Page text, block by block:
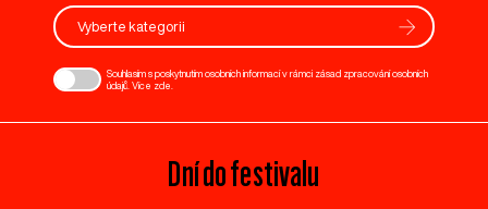
Vyberte kategorii
Souhlasím s poskytnutím osobních informací v rámci zásad zpracování osobních
údajů. Více zde
Dní do festivalu